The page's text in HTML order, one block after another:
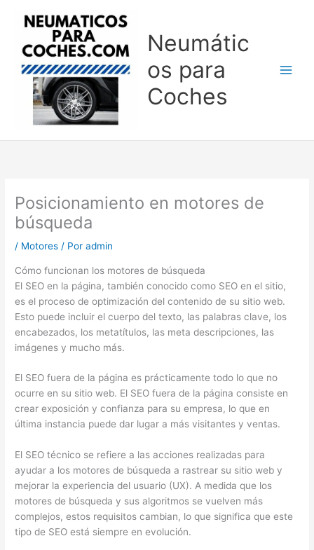
Neumátic
os para
Coches
Posicionamiento en motores de
búsqueda
/ Motores / Poradmin
Cómo funcionan los motores de búsqueda
El SEO en la página, también conocido como SEO en el sitio,
es el proceso de optimización del contenido de su sitio web.
Esto puede incluir el cuerpo del texto, las palabras clave, los
encabezados, los metatítulos, las meta descripciones, las
imágenes y mucho más.
El SEO fuera de la página es prácticamente todo lo que no
ocurre en su sitio web. El SEO fuera de la página consiste en
crear exposición y confianza para su empresa, lo que en
última instancia puede dar lugar a más visitantes y ventas.
El SEO técnico se refiere a las acciones realizadas para
ayudar a los motores de búsqueda a rastrear su sitio web y
mejorar la experiencia del usuario (UX). A medida que los
motores de búsqueda y sus algoritmos se vuelven más
complejos, estos requisitos cambian, lo que significa que este
tipo de SEO está siempre en evolución.